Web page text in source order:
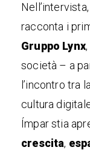
Nell’intervista,
racconta i
Gruppo Lynx
società – a
l’incontro tra
cultura
Ímpar stia
crescita,